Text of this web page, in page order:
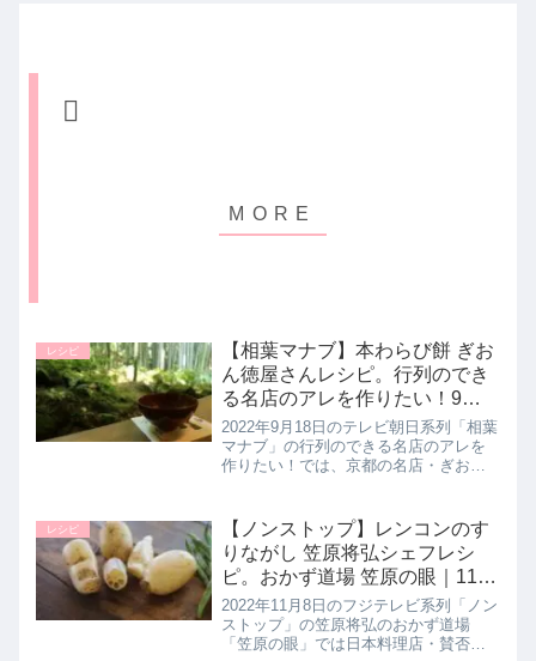
レシピ
【相葉マナブ】本わらび餅 ぎお
ん徳屋さんレシピ。行列のでき
る名店のアレを作りたい！9月
18日
2022年9月18日のテレビ朝日系列「相葉
マナブ」の行列のできる名店のアレを
作りたい！では、京都の名店・ぎおん
作り方とポイントを詳しく紹介しま
す。ぎおん徳屋さんが考案された...
レシピ
【ノンストップ】レンコンのす
りながし 笠原将弘シェフレシ
ピ。おかず道場 笠原の眼｜11月
8日
2022年11月8日のフジテレビ系列「ノン
ストップ」の笠原将弘のおかず道場
「笠原の眼」では日本料理店・賛否両